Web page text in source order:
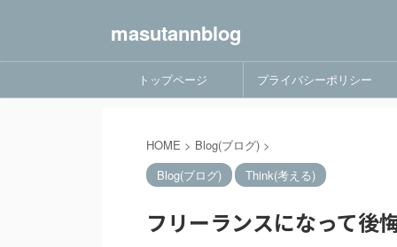
masutannblog
トップページ プライバシーポリシー
HOME > Blog(ブログ) >
Blog(ブログ)
Think(考える)
フリーランスになって後